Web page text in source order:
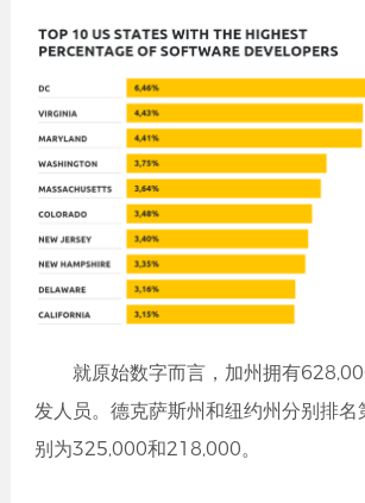
就原始数字而言，加州拥有
发人员。德克萨斯州和纽约州分别排名
别为325,000和218,000。